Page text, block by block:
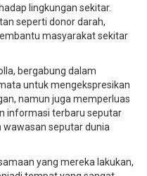
lingkungan sekitar.
seperti donor darah,
masyarakat sekitar
bergabung dalam
untuk mengekspresikan
namun juga memperluas
informasi terbaru seputar
seputar dunia
yang mereka lakukan,